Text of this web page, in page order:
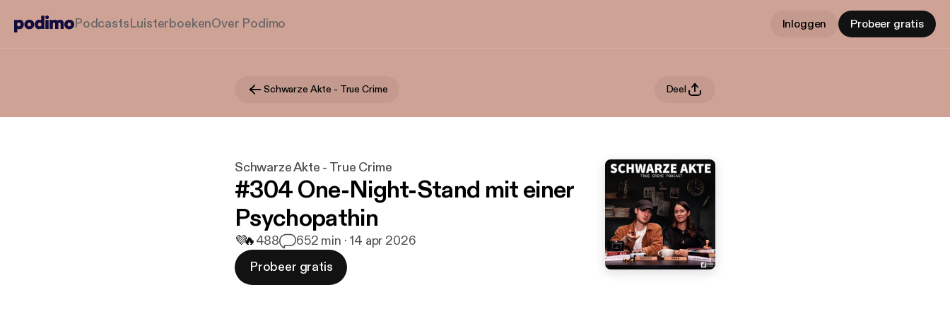
PodcastsLuisterboekenOver Podimo Inloggen Probeer gratis
Schwarze Akte - True Crime Deel
Schwarze Akte - True Crime
#304 One-Night-Stand mit einer
Psychopathin
💜🔥488 652 min · 14 apr 2026
Probeer gratis